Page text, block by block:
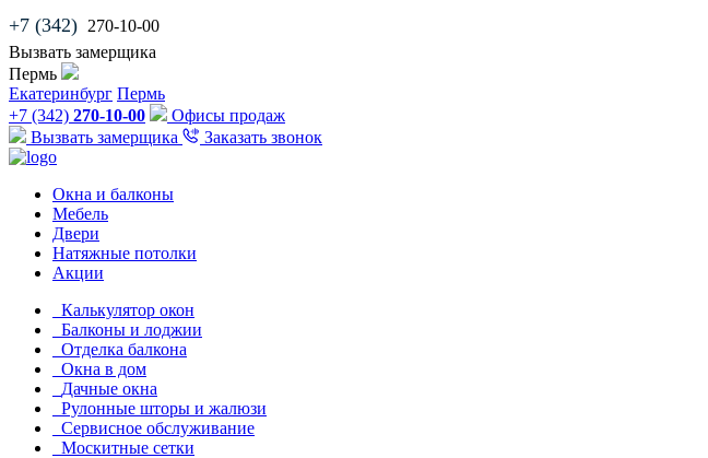
+7 (342) 270-10-00
Вызвать замерщика
Пермь
Екатеринбург Пермь
+7 (342) 270-10-00
Офисы продаж
Вызвать замерщика
Заказать звонок
Окна и балконы
Мебель
Двери
Натяжные потолки
Акции
Калькулятор окон
Балконы и лоджии
Отделка балкона
Окна в дом
Дачные окна
Рулонные шторы и жалюзи
Сервисное обслуживание
Москитные сетки